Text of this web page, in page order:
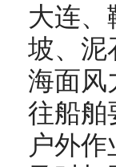
大连、
坡、泥
海面风
往船舶
户外